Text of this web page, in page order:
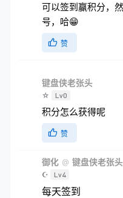
可以签到赢积分，
号，哈😁
赞
键盘侠老张头
☆ Lv0
积分怎么获得呢
赞
御化 @ 键盘侠老张头
☪ Lv4
每天签到